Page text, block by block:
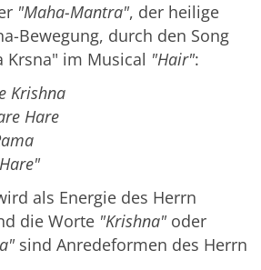
"Maha-Mantra", der heilige
Bewegung, durch den Song
Krsna" im Musical "Hair":
Krishna
Hare
als Energie des Herrn
die Worte "Krishna" oder
sind Anredeformen des Herrn